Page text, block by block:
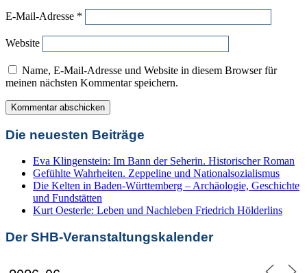
E-Mail-Adresse *
Website
Name, E-Mail-Adresse und Website in diesem Browser für
meinen nächsten Kommentar speichern.
Die neuesten Beiträge
Eva Klingenstein: Im Bann der Seherin. Historischer Roman
Gefühlte Wahrheiten. Zeppeline und Nationalsozialismus
Die Kelten in Baden-Württemberg – Archäologie, Geschichte
und Fundstätten
Kurt Oesterle: Leben und Nachleben Friedrich Hölderlins
Der SHB-Veranstaltungskalender